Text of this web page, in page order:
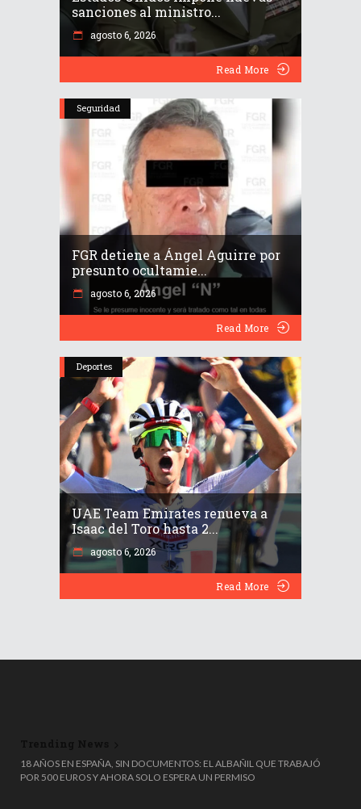
sanciones al ministro...
agosto 6, 2026
Read More
Seguridad
FGR detiene a Ángel Aguirre por
presunto ocultamie...
agosto 6, 2026
Read More
Deportes
UAE Team Emirates renueva a
Isaac del Toro hasta 2...
agosto 6, 2026
Read More
18 AÑOS EN ESPAÑA, SIN DOCUMENTOS: EL ALBAÑIL QUE TRABAJÓ
POR 500 EUROS Y AHORA SOLO ESPERA UN PERMISO
🎟️🗑️ ¡TIRÓ UN MILLÓN DE EUROS A LA BASURA… Y LO RECUPERÓ DE
MILAGRO! 😱